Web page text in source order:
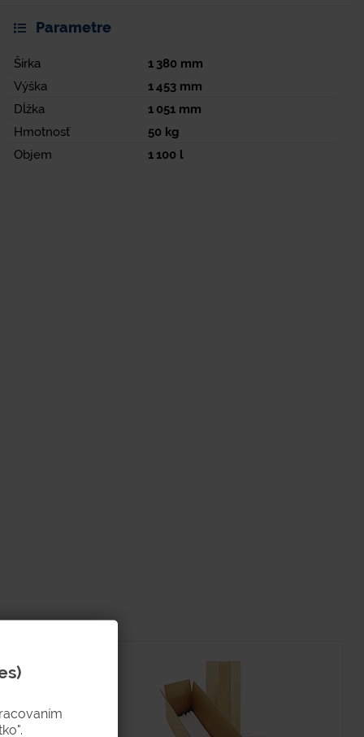
Parametre
Šírka 1 380 mm
Výška
1 453 mm
Dĺžka
1 051 mm
Hmotnosť
50 kg
Objem
1 100 l